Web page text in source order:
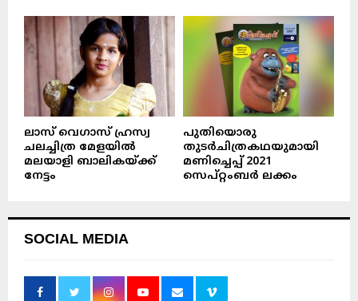
ലാസ് വെഗാസ് ഹ്രസ്വ
ചലച്ചിത്ര മേളയിൽ
മലയാളി ബാലികയ്ക്ക്
നേട്ടം
പുതിയൊരു
തുടർചിത്രകഥയുമായി
മണിച്ചെപ്പ് 2021
സെപ്റ്റംബർ ലക്കം
SOCIAL MEDIA